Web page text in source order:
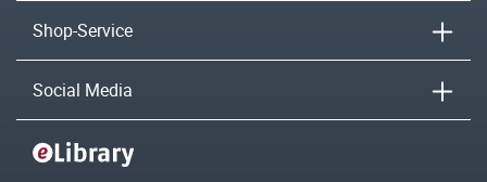
Shop-Service
Social Media